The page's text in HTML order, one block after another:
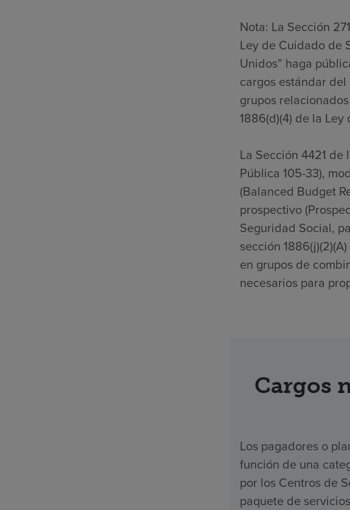
Nota: La Sección
Ley de Cuidado de
Unidos” haga
cargos estándar
grupos
1886(d)(4) de la
La Sección 4421
Pública 105-33),
(Balanced Budget
prospectivo
Seguridad Social,
sección
en grupos de
necesarios para
Cargos
Los pagadores o
función de una
por los Centros de
paquete de